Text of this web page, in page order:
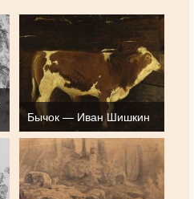
Бычок — Иван Шишкин